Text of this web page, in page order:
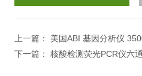
上一篇： 美国ABI 基因分析仪
下一篇： 核酸检测荧光PCR仪六